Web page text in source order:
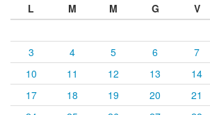
L
M M G V
3
4 5 6 7
10
11 12 13 14
17
18 19 20 21